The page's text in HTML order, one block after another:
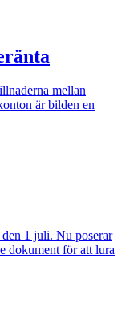
mellan
är bilden en
1 juli. Nu poserar
dokument för att lura